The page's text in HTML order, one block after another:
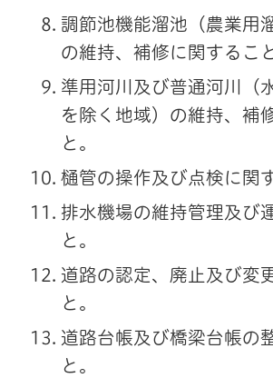
調節池機能溜池（農業用
の維持、補修に関するこ
準用河川及び普通河川（
を除く地域）の維持、補
と。
樋管の操作及び点検に関
排水機場の維持管理及び
と。
道路の認定、廃止及び変
と。
道路台帳及び橋梁台帳の
と。